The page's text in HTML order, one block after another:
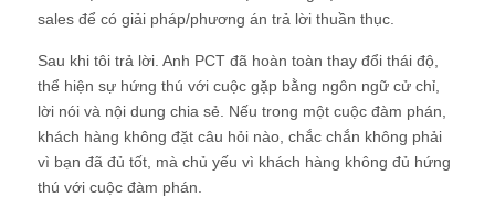
sales để có giải pháp/phương án trả lời thuần thục.
Sau khi tôi trả lời. Anh PCT đã hoàn toàn thay đổi thái độ,
thể hiện sự hứng thú với cuộc gặp bằng ngôn ngữ cử chỉ,
lời nói và nội dung chia sẻ. Nếu trong một cuộc đàm phán,
khách hàng không đặt câu hỏi nào, chắc chắn không phải
vì bạn đã đủ tốt, mà chủ yếu vì khách hàng không đủ hứng
thú với cuộc đàm phán.